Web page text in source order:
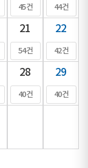
45건 44건
21
54건
22
42건
28
40건
29
40건